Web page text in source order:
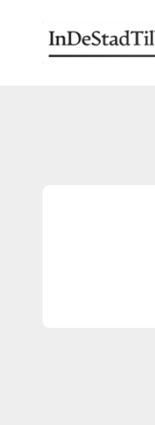
indestadtilburg.nl